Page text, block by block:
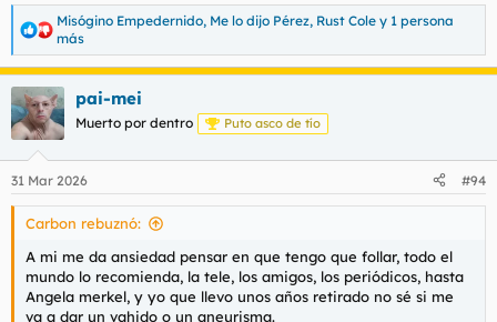
R
e
a
c
c
i
o
n
e
s
Misógino Empedernido, Me lo dijo Pérez, Rust Cole y 1 persona
más
pai-mei
Muerto por dentro Puto asco de tío
31 Mar 2026 #94
Carbon rebuznó:
A mi me da ansiedad pensar en que tengo que follar, todo el
mundo lo recomienda, la tele, los amigos, los periódicos, hasta
Angela merkel, y yo que llevo unos años retirado no sé si me
va a dar un vahido o un aneurisma.